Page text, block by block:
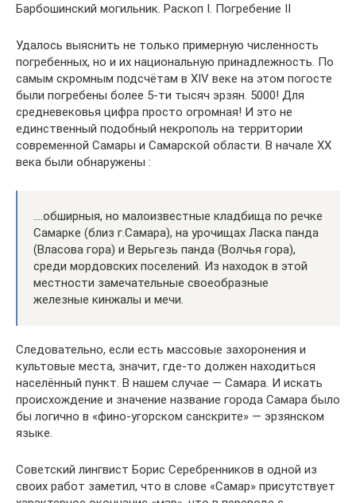
Барбошинский могильник. Раскоп I. Погребение II
Удалось выяснить не только примерную численность
погребенных, но и их национальную принадлежность. По
самым скромным подсчётам в XIV веке на этом погосте
были погребены более 5-ти тысяч эрзян. 5000! Для
средневековья цифра просто огромная! И это не
единственный подобный некрополь на территории
современной Самары и Самарской области. В начале ХХ
века были обнаружены :
….обширныя, но малоизвестные кладбища по речке
Самарке (близ г.Самара), на урочищах Ласка панда
(Власова гора) и Верьгезь панда (Волчья гора),
среди мордовских поселений. Из находок в этой
местности замечательные своеобразные
железные кинжалы и мечи.
Следовательно, если есть массовые захоронения и
культовые места, значит, где-то должен находиться
населённый пункт. В нашем случае — Самара. И искать
происхождение и значение название города Самара было
бы логично в «фино-угорском санскрите» — эрзянском
языке.
Советский лингвист Борис Серебренников в одной из
своих работ заметил, что в слове «Самар» присутствует